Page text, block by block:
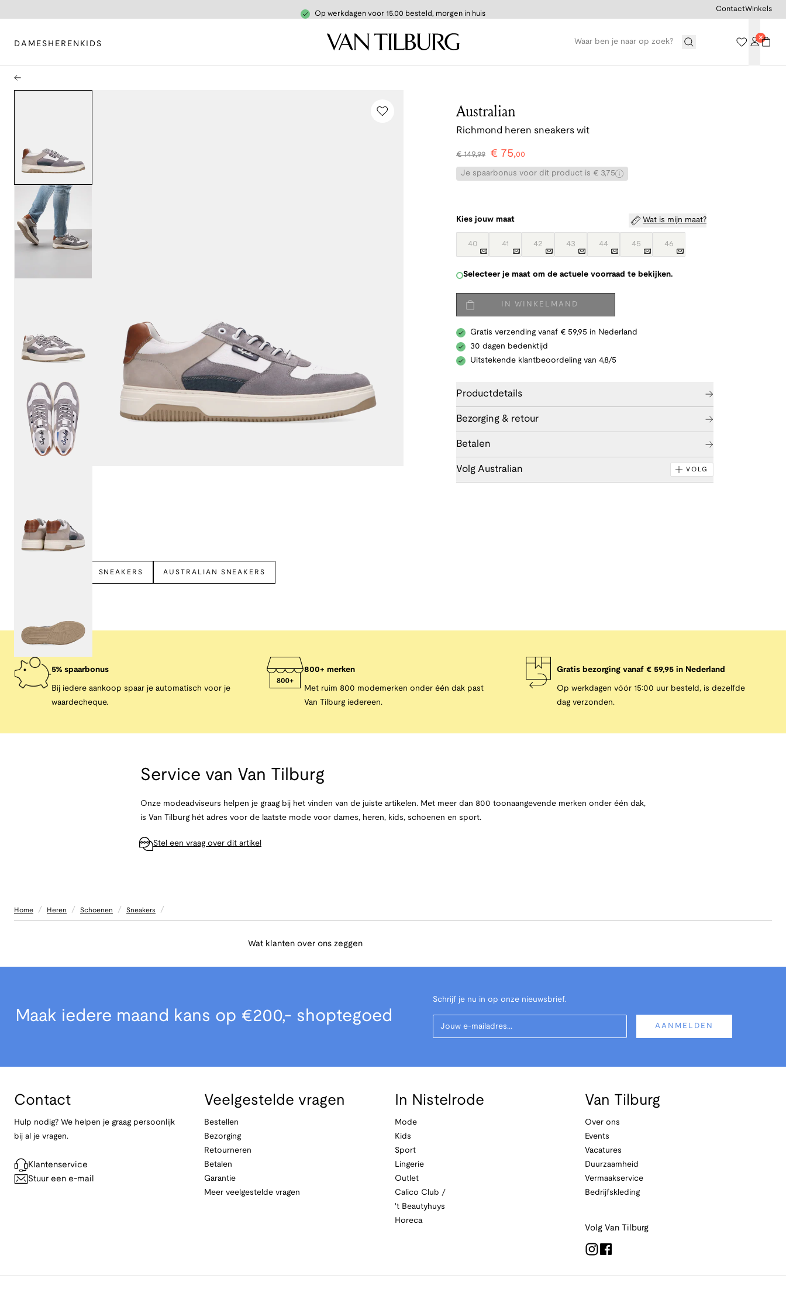
Op werkdagen voor 15.00 besteld, morgen in huis
DAMES HEREN KIDS
ContactWinkels
Australian
Richmond heren sneakers wit
€149,99 € 75,00
Je spaarbonus voor dit product is € 3,75
Kies jouw maat Wat is mijn maat?
40 41 42 43 44 45 46
Selecteer je maat om de actuele voorraad te bekijken.
IN WINKELMAND
Gratis verzending vanaf € 59,95 in Nederland
30 dagen bedenktijd
Uitstekende klantbeoordeling van 4,8/5
Productdetails
Bezorging & retour
Betalen
Volg Australian VOLG
Bekijk meer
SNEAKERS AUSTRALIAN SNEAKERS
5% spaarbonus
Bij iedere aankoop spaar je automatisch voor je
waardecheque.
800+ merken
Met ruim 800 modemerken onder één dak past
Van Tilburg iedereen.
Gratis bezorging vanaf € 59,95 in Nederland
Op werkdagen vóór 15:00 uur besteld, is dezelfde
dag verzonden.
Service van Van Tilburg
Onze modeadviseurs helpen je graag bij het vinden van de juiste artikelen. Met meer dan 800 toonaangevende merken onder één dak,
is Van Tilburg hét adres voor de laatste mode voor dames, heren, kids, schoenen en sport.
Stel een vraag over dit artikel
Home / Heren / Schoenen / Sneakers /
Wat klanten over ons zeggen
Maak iedere maand kans op €200,- shoptegoed
Schrijf je nu in op onze nieuwsbrief.
Your Email
AANMELDEN
Contact
Hulp nodig? We helpen je graag persoonlijk
bij al je vragen.
Klantenservice
Stuur een e-mail
Veelgestelde vragen
Bestellen
Bezorging
Retourneren
Betalen
Garantie
Meer veelgestelde vragen
In Nistelrode
Mode
Kids
Sport
Lingerie
Outlet
Calico Club /
't Beautyhuys
Horeca
Van Tilburg
Over ons
Events
Vacatures
Duurzaamheid
Vermaakservice
Bedrijfskleding
Volg Van Tilburg